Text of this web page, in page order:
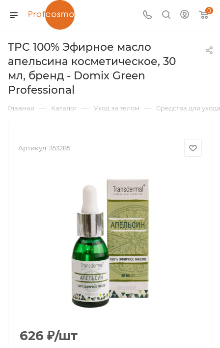
0
TPC 100% Эфирное масло
апельсина косметическое, 30
мл, бренд - Domix Green
Professional
Главная — Каталог — Уход за телом — Средства для
Артикул: 353285
626 ₽/шт